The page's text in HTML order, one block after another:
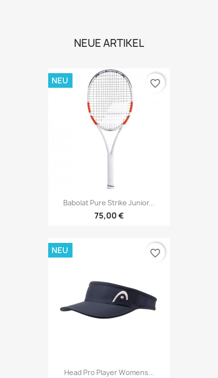
NEUE ARTIKEL
Babolat Pure Strike Junior...
75,00 €
NEU favorite_border
Head Pro Player Womens...
NEU favorite_border